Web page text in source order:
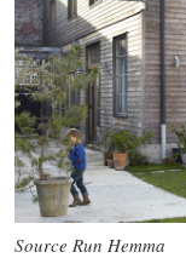
Source Run Hemma